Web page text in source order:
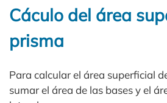
Cáculo del área
prisma
Para calcular el área superficial
sumar el área de las bases y el